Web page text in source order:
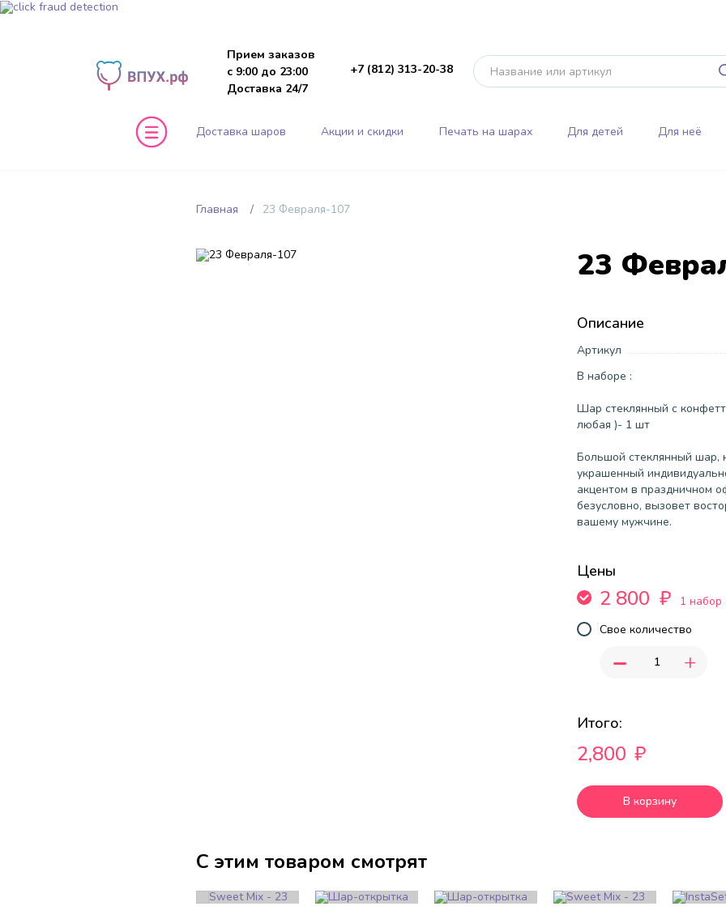
Прием заказов
с 9:00 до 23:00
Доставка 24/7
+7 (812) 313-20-38
Доставка шаров Акции и скидки Печать на шарах Для детей Для неё
Главная 23 Февраля-107
23
Описание
Артикул
В наборе :
Шар стеклянный с
любая )- 1 шт
Большой стеклянный шар,
украшенный
акцентом в праздничном
безусловно, вызовет
вашему мужчине.
Цены
2 800 ₽
1 набор
Свое количество
- +
Итого:
2,800 ₽
В корзину
С этим товаром смотрят